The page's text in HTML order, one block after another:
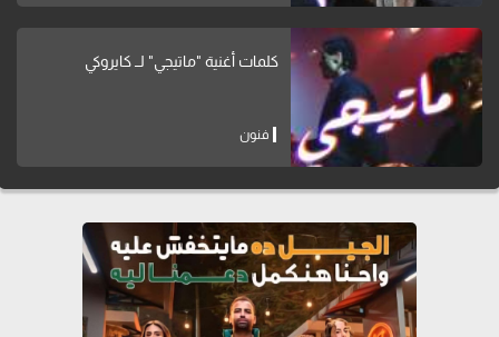
كلمات أغنية "ماتيجي" لــ كايروكي
فنون